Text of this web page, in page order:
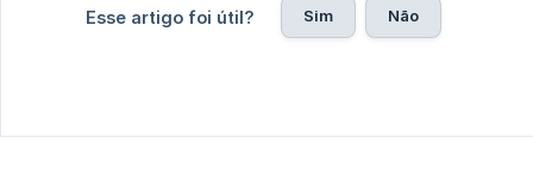
Esse artigo foi útil? Sim Não